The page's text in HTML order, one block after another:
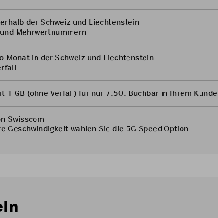
der Schweiz und Liechtenstein
Mehrwertnummern
Monat in der Schweiz und Liechtenstein
1 GB (ohne Verfall) für nur 7.50. Buchbar in Ihrem
Swisscom
Geschwindigkeit wählen Sie die 5G Speed Option